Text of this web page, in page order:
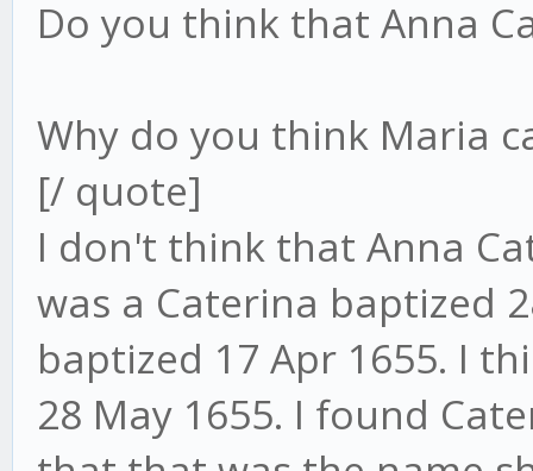
Do you think that Anna
Why do you think Maria
[/ quote]
I don't think that Anna
was a Caterina baptized
baptized 17 Apr 1655. I
28 May 1655. I found